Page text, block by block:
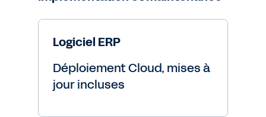
Logiciel ERP
Déploiement Cloud, mises à
jour incluses